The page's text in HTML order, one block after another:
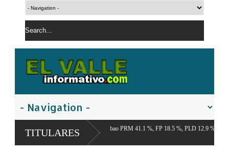
TITULARES
del Cibao PRM 41.1 %, FP 18.5 %, PLD 12.9 %,